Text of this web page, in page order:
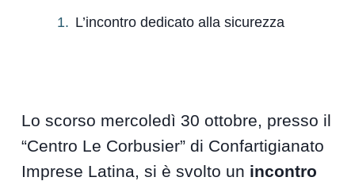
L’incontro dedicato alla sicurezza
Lo scorso mercoledì 30 ottobre, presso il
“Centro Le Corbusier” di Confartigianato
Imprese Latina, si è svolto un incontro